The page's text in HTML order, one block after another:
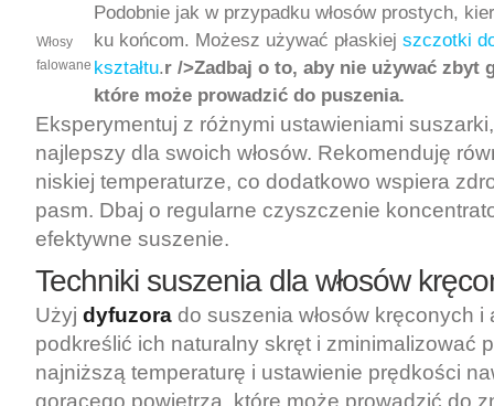
Włosy
falowane
Podobnie jak w przypadku włosów prostych,
ku końcom. Możesz używać płaskiej szczotki
kształtu.r />Zadbaj o to, aby nie używać zbyt
które może prowadzić do puszenia.
Eksperymentuj z różnymi ustawieniami
najlepszy dla swoich włosów. Rekomenduję
niskiej temperaturze, co dodatkowo wspiera
pasm. Dbaj o regularne czyszczenie
efektywne suszenie.
Techniki suszenia dla włosów
Użyj dyfuzora do suszenia włosów kręconych i
podkreślić ich naturalny skręt i zminimalizować
najniższą temperaturę i ustawienie prędkości
gorącego powietrza, które może prowadzić do